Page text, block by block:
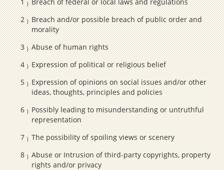
Breach and/or possible breach of public order and
morality
Abuse of human rights
Expression of political or religious belief
Expression of opinions on social issues and/or other
ideas, thoughts, principles and policies
Possibly leading to misunderstanding or untruthful
representation
The possibility of spoiling views or scenery
Abuse or Intrusion of third-party copyrights, property
rights and/or privacy